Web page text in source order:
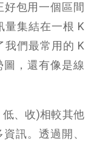
好包用一個區間
量集結在一根 K
我們最常用的 K
，還有像是線
、收)相較其他
訊。透過開、